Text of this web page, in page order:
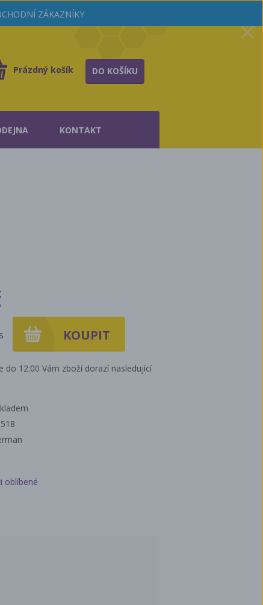
ZÁKAZNÍKY
Prázdný košík DO KOŠÍKU
KONTAKT
do 12:00 Vám zboží dorazí nasledující
oblíbené